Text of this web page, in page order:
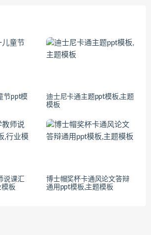
节ppt模
迪士尼卡通主题ppt模板,主题
模板
课汇
板
博士帽奖杯卡通风论文答辩
通用ppt模板,主题模板